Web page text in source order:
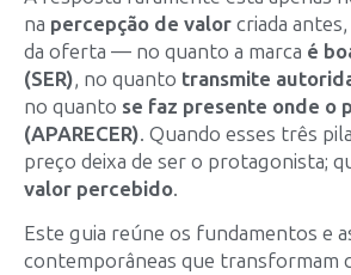
na percepção de valor criada
da oferta — no quanto a marca é
(SER), no quanto transmite
no quanto se faz presente onde o
(APARECER). Quando esses três
preço deixa de ser o protagonista;
valor percebido.
Este guia reúne os fundamentos e
contemporâneas que transformam